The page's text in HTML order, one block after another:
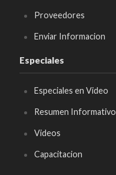
Proveedores
Enviar Informacion
Especiales
Especiales en Video
Resumen Informativo
Videos
Capacitacion